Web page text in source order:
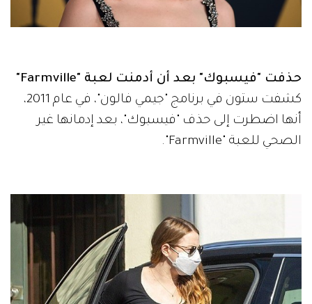
حذفت "فيسبوك" بعد أن أدمنت لعبة "Farmville"
كشفت ستون في برنامج "جيمي فالون"، في عام 2011،
أنها اضطرت إلى حذف "فيسبوك"، بعد إدمانها غير
الصحي للعبة "Farmville".